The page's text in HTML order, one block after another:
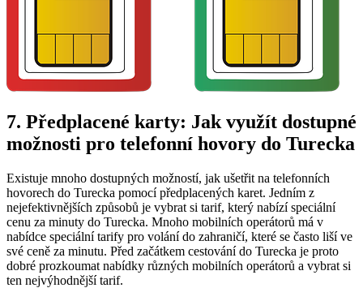
7. Předplacené karty: Jak využít dostupné
možnosti pro telefonní hovory do Turecka
Existuje mnoho dostupných možností, jak ušetřit na telefonních
hovorech do Turecka pomocí předplacených karet. Jedním z
nejefektivnějších způsobů je vybrat si tarif, který nabízí speciální
cenu za minuty do Turecka. Mnoho mobilních operátorů má v
nabídce speciální tarify pro volání do zahraničí, které se často liší ve
své ceně za minutu. Před začátkem cestování do Turecka je proto
dobré prozkoumat nabídky různých mobilních operátorů a vybrat si
ten nejvýhodnější tarif.